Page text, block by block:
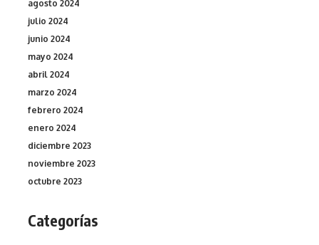
agosto 2024
julio 2024
junio 2024
mayo 2024
abril 2024
marzo 2024
febrero 2024
enero 2024
diciembre 2023
noviembre 2023
octubre 2023
Categorías